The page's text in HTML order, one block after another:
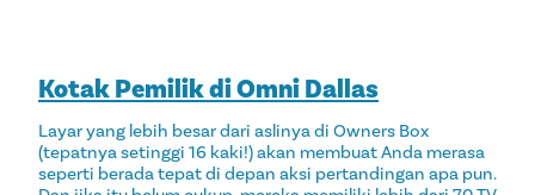
Kotak Pemilik di Omni Dallas
Layar yang lebih besar dari aslinya di Owners Box
(tepatnya setinggi 16 kaki!) akan membuat Anda merasa
seperti berada tepat di depan aksi pertandingan apa pun.